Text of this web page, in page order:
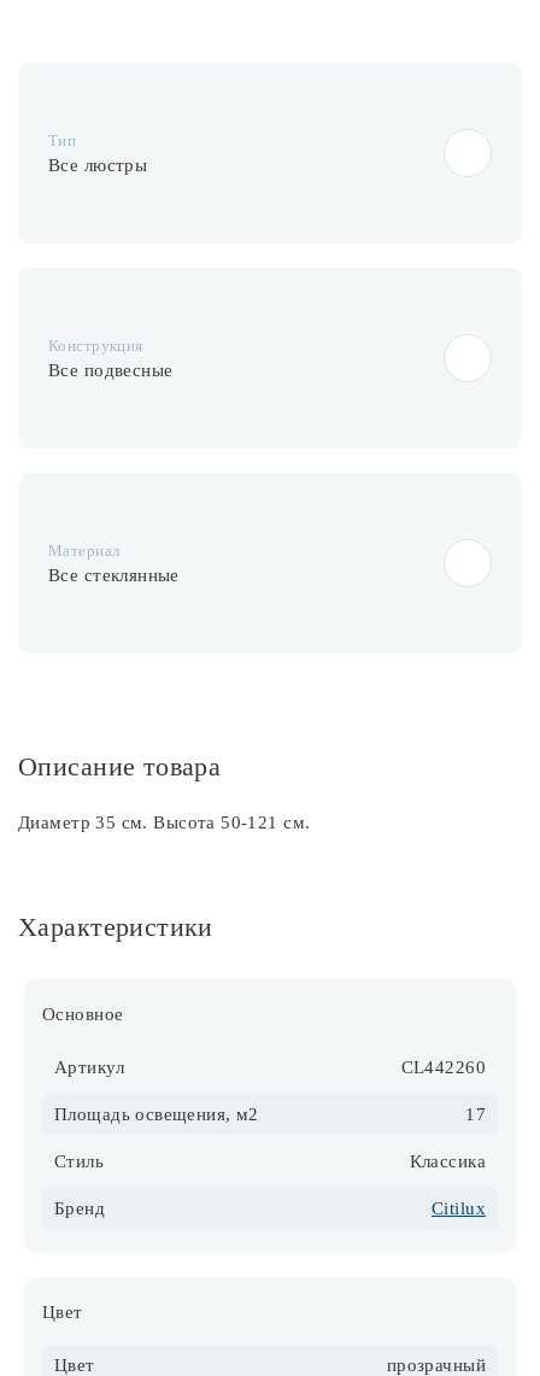
Контакты
Тип
Все люстры
Конструкция
Все подвесные
Материал
Все стеклянные
Описание товара
Диаметр 35 см. Высота 50-121 см.
Характеристики
Основное
Артикул CL442260
Площадь освещения, м2 17
Стиль Классика
Бренд Citilux
Цвет
Цвет прозрачный